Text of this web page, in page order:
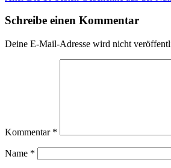
Schreibe einen Kommentar
Deine E-Mail-Adresse wird nicht
Kommentar *
Name *